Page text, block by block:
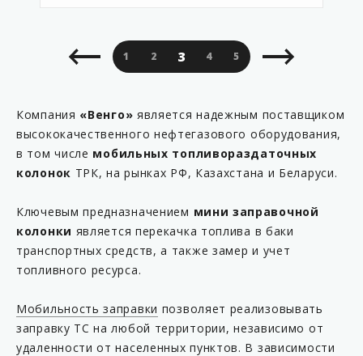
1 2 3 4 5 6 7
Компания «Венго» является надежным поставщиком
высококачественного нефтегазового оборудования,
в том числе мобильных топливораздаточных
колонок ТРК, на рынках РФ, Казахстана и Беларуси.
Ключевым предназначением мини заправочной
колонки является перекачка топлива в баки
транспортных средств, а также замер и учет
топливного ресурса.
Мобильность заправки позволяет реализовывать
заправку ТС на любой территории, независимо от
удаленности от населенных пунктов. В зависимости